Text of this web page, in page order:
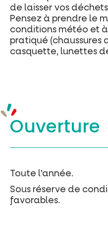
de laisser vos
Pensez à prendre le
conditions météo et
pratiqué (chaussures
casquette, lunettes
Ouverture
Toute l’année.
Sous réserve de
favorables.